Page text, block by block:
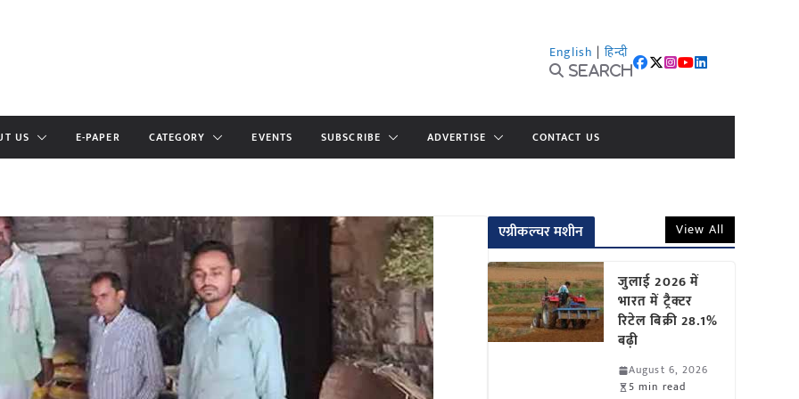
English | हिन्दी
Search
US E-PAPER CATEGORY EVENTS SUBSCRIBE ADVERTISE CONTACT US
एग्रीकल्चर मशीन View All
जुलाई 2026 में
भारत में ट्रैक्टर
रिटेल बिक्री 28.1%
बढ़ी
August 6, 2026
5 min read